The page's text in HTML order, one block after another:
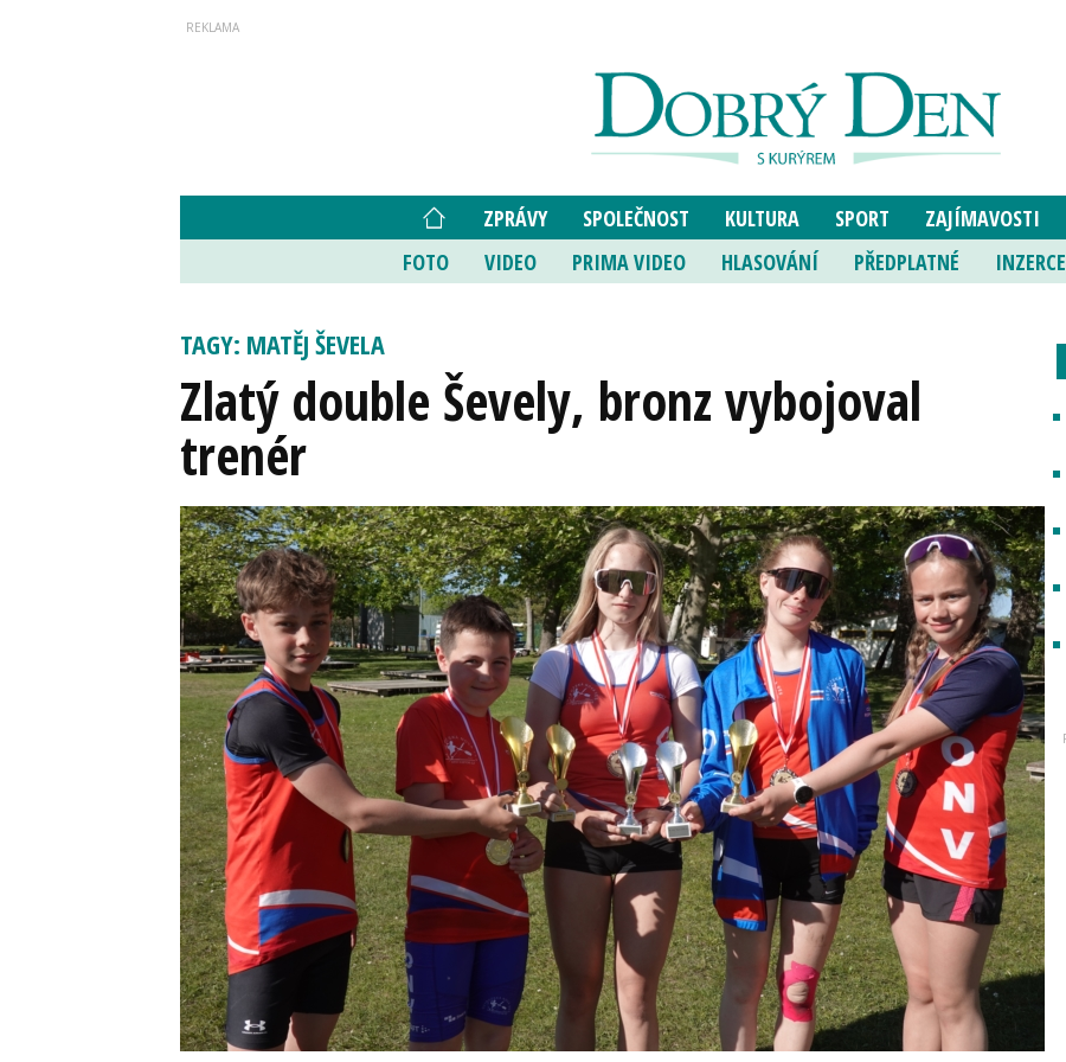
ZPRÁVY SPOLEČNOST KULTURA SPORT ZAJÍMAVOSTI
FOTO
VIDEO PRIMA VIDEO HLASOVÁNÍ PŘEDPLATNÉ INZERCE
TAGY: MATĚJ ŠEVELA
Zlatý double Ševely, bronz vybojoval
trenér